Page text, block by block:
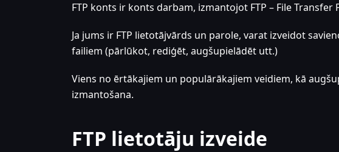
FTP konts ir konts darbam, izmantojot FTP – File Transfer
Ja jums ir FTP lietotājvārds un parole, varat izveidot
failiem (pārlūkot, rediģēt, augšupielādēt utt.)
Viens no ērtākajiem un populārākajiem veidiem, kā
izmantošana.
FTP lietotāju izveide